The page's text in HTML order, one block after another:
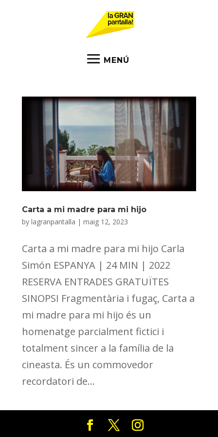
Carta a mi madre para mi hijo
by lagranpantalla | maig 12, 2023
Carta a mi madre para mi hijo Carla
Simón ESPANYA | 24 MIN | 2022
RESERVA ENTRADES GRATUÏTES
SINOPSI Fragmentària i fugaç, Carta a
mi madre para mi hijo és un
homenatge parcialment fictici i
totalment sincer a la família de la
cineasta. És un commovedor
recordatori de...